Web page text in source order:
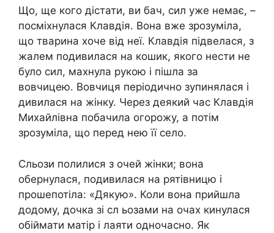
Що, ще кого дістати, ви бач, сил уже немає, –
посміхнулася Клавдія. Вона вже зрозуміла,
що тварина хоче від неї. Клавдія підвелася, з
жалем подивилася на кошик, якого нести не
було сил, махнула рукою і пішла за
вовчицею. Вовчиця періодично зупинялася і
дивилася на жінку. Через деякий час Клавдія
Михайлівна побачила огорожу, а потім
зрозуміла, що перед нею її село.
Сльози полилися з очей жінки; вона
обернулася, подивилася на рятівницю і
прошепотіла: «Дякую». Коли вона прийшла
додому, дочка зі сл ьозами на очах кинулася
обіймати матір і лаяти одночасно. Як